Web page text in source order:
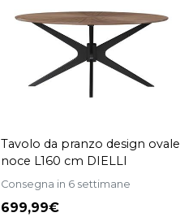
Tavolo da pranzo design ovale
noce L160 cm DIELLI
Consegna in 6 settimane
699,99